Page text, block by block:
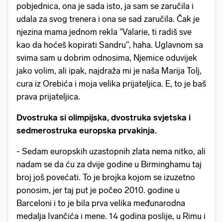
pobjednica, ona je sada isto, ja sam se zaručila i
udala za svog trenera i ona se sad zaručila. Čak je
njezina mama jednom rekla "Valarie, ti radiš sve
kao da hoćeš kopirati Sandru", haha. Uglavnom sa
svima sam u dobrim odnosima, Njemice oduvijek
jako volim, ali ipak, najdraža mi je naša Marija Tolj,
cura iz Orebića i moja velika prijateljica. E, to je baš
prava prijateljica.
Dvostruka si olimpijska, dvostruka svjetska i
sedmerostruka europska prvakinja.
- Sedam europskih uzastopnih zlata nema nitko, ali
nadam se da ću za dvije godine u Birminghamu taj
broj još povećati. To je brojka kojom se izuzetno
ponosim, jer taj put je počeo 2010. godine u
Barceloni i to je bila prva velika međunarodna
medalja Ivančića i mene. 14 godina poslije, u Rimu i